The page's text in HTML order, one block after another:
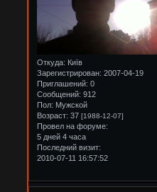
Откуда: Київ
Зарегистрирован: 2007-04-19
Приглашений: 0
Сообщений: 912
Пол: Мужской
Возраст: 37[1988-12-07]
Провел на форуме:
5 дней 4 часа
Последний визит:
2010-07-11 16:57:52